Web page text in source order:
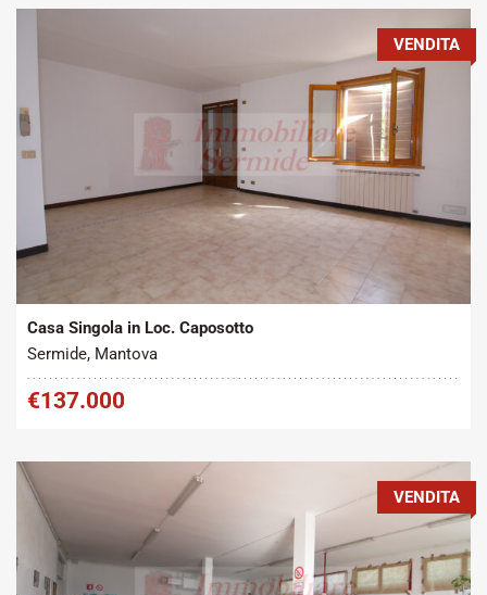
Tipo contratto:
Vendita
240 m 2
VENDITA
Casa Singola in Loc. Caposotto
Sermide, Mantova
€137.000
VENDITA